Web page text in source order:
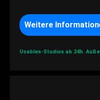
Weitere
Usables-Studios ab 24h.